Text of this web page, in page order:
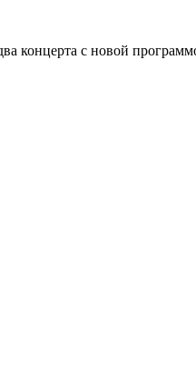
концерта с новой